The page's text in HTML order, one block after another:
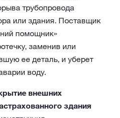
трубопровода
или здания. Поставщик
помощник»
заменив или
ее деталь, и уберет
воду.
внешних
здания